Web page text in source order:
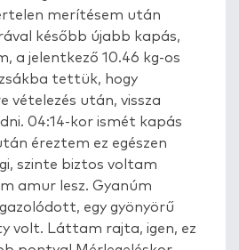
merítésem után
később újabb kapás,
a jelentkező 10.46 kg-os
tettük, hogy
vételezés után, vissza
04:14-kor ismét kapás
éreztem ez egészen
szinte biztos voltam
amur lesz. Gyanúm
egy gyönyörű
volt. Láttam rajta, igen, ez